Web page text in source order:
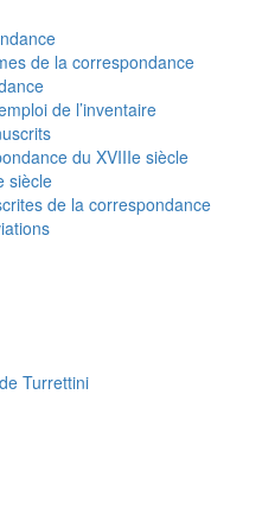
de la correspondance
de l’inventaire
du XVIIIe siècle
siècle
de la correspondance
Turrettini